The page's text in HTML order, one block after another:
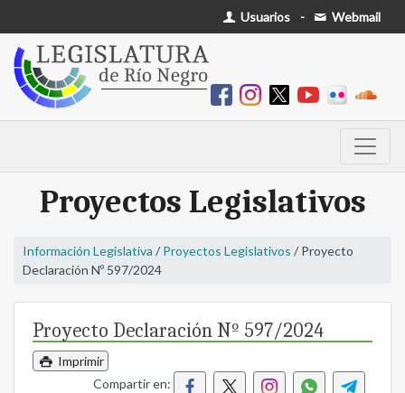
Usuarios - Webmail
Proyectos Legislativos
Información Legislativa / Proyectos Legislativos / Proyecto
Declaración Nº 597/2024
Proyecto Declaración Nº 597/2024
Imprimir
Compartir en: